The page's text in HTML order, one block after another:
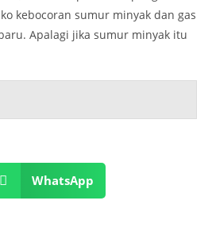
kebocoran sumur minyak dan gas
Apalagi jika sumur minyak itu
WhatsApp